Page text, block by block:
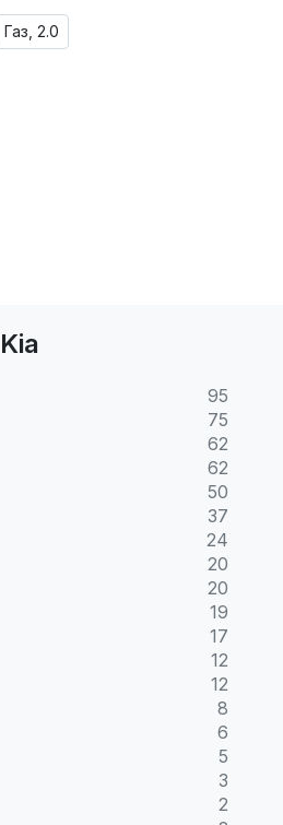
Газ, 2.0
95
75
62
62
50
37
24
20
20
19
17
12
12
8
6
5
3
2